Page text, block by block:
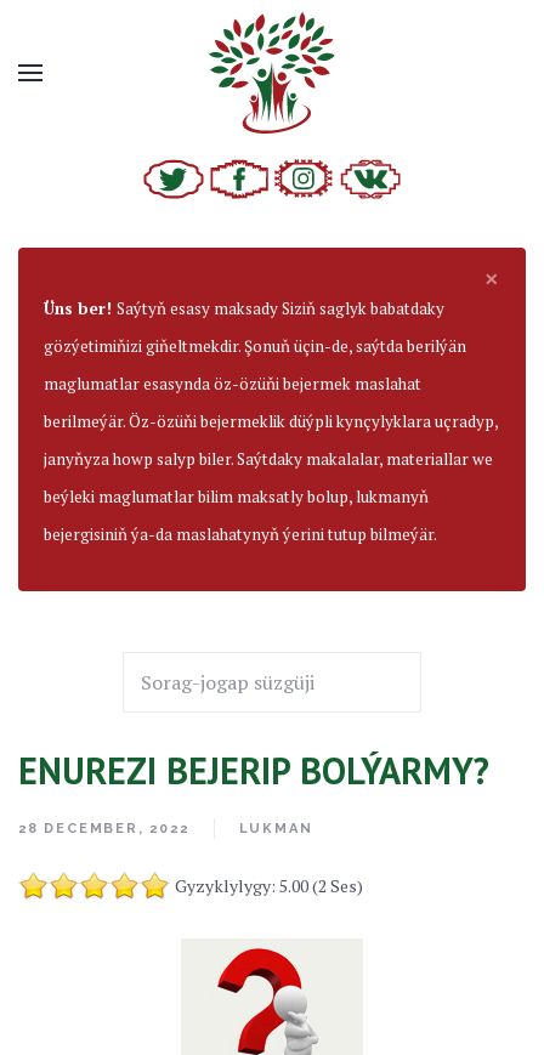
×
Üns ber! Saýtyň esasy maksady Siziň saglyk babatdaky
gözýetimiňizi giňeltmekdir. Şonuň üçin-de, saýtda berilýän
maglumatlar esasynda öz-özüňi bejermek maslahat
berilmeýär. Öz-özüňi bejermeklik düýpli kynçylyklara uçradyp,
janyňyza howp salyp biler. Saýtdaky makalalar, materiallar we
beýleki maglumatlar bilim maksatly bolup, lukmanyň
bejergisiniň ýa-da maslahatynyň ýerini tutup bilmeýär.
ENUREZI BEJERIP BOLÝARMY?
28 DECEMBER, 2022 LUKMAN
Gyzyklylygy: 5.00 (2 Ses)